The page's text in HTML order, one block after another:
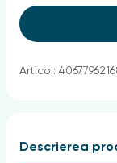
Articol:
Descrierea